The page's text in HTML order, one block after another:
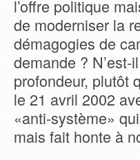
l’offre politique
de moderniser la
démagogies de
demande ?
profondeur, plutôt
le 21 avril 2002
«anti-système»
mais fait honte à